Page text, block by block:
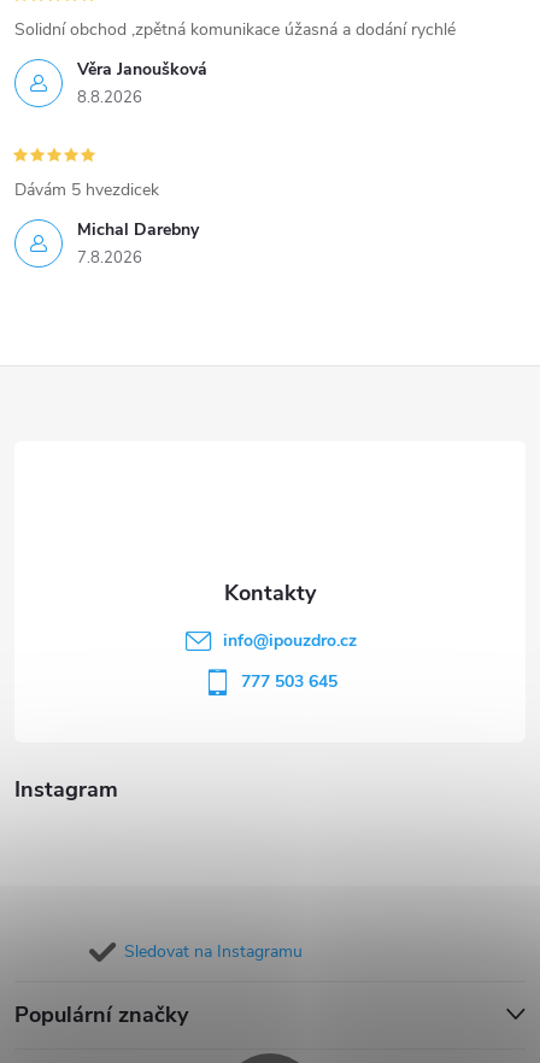
Věra Janoušková
8.8.2026
Solidní obchod ,zpětná komunikace úžasná a dodání rychlé
Michal Darebny
7.8.2026
Dávám 5 hvezdicek
Instagram
Sledovat na Instagramu
Populární značky
info@ipouzdro.cz
777 503 645